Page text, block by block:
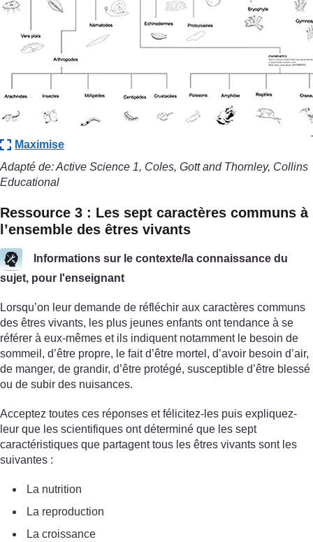
Maximise
Adapté de: Active Science 1, Coles, Gott and Thornley, Collins
Educational
Ressource 3 : Les sept caractères communs à
l’ensemble des êtres vivants
Informations sur le contexte/la connaissance du
sujet, pour l'enseignant
Lorsqu’on leur demande de réfléchir aux caractères communs
des êtres vivants, les plus jeunes enfants ont tendance à se
référer à eux-mêmes et ils indiquent notamment le besoin de
sommeil, d’être propre, le fait d’être mortel, d’avoir besoin d’air,
de manger, de grandir, d’être protégé, susceptible d’être blessé
ou de subir des nuisances.
Acceptez toutes ces réponses et félicitez-les puis expliquez-
leur que les scientifiques ont déterminé que les sept
caractéristiques que partagent tous les êtres vivants sont les
suivantes :
La nutrition
La reproduction
La croissance